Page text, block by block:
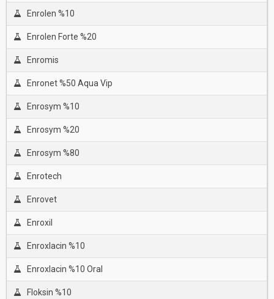
Enrolen %10
Enrolen Forte %20
Enromis
Enronet %50 Aqua Vip
Enrosym %10
Enrosym %20
Enrosym %80
Enrotech
Enrovet
Enroxil
Enroxlacin %10
Enroxlacin %10 Oral
Floksin %10